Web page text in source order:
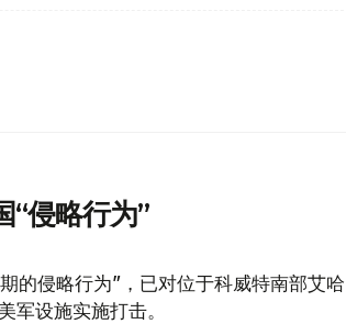
“侵略行为”
的侵略行为”，已对位于科威特南部艾哈
设施实施打击。